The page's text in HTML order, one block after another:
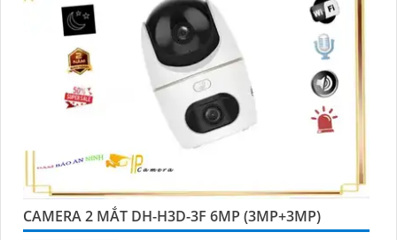
CAMERA 2 MẮT DH-H3D-3F 6MP (3MP+3MP)